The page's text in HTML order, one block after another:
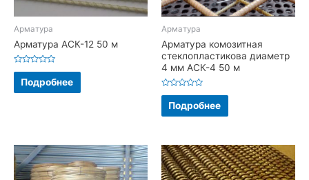
Арматура
Арматура АСК-12 50 м
Оценка
5
Подробнее
Арматура
Арматура комозитная
стеклопластикова диаметр
4 мм АСК-4 50 м
Оценка
5
Подробнее